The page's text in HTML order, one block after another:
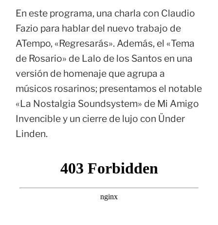
En este programa, una charla con Claudio
Fazio para hablar del nuevo trabajo de
ATempo, «Regresarás». Además, el «Tema
de Rosario» de Lalo de los Santos en una
versión de homenaje que agrupa a
músicos rosarinos; presentamos el notable
«La Nostalgia Soundsystem» de Mi Amigo
Invencible y un cierre de lujo con Ünder
Linden.